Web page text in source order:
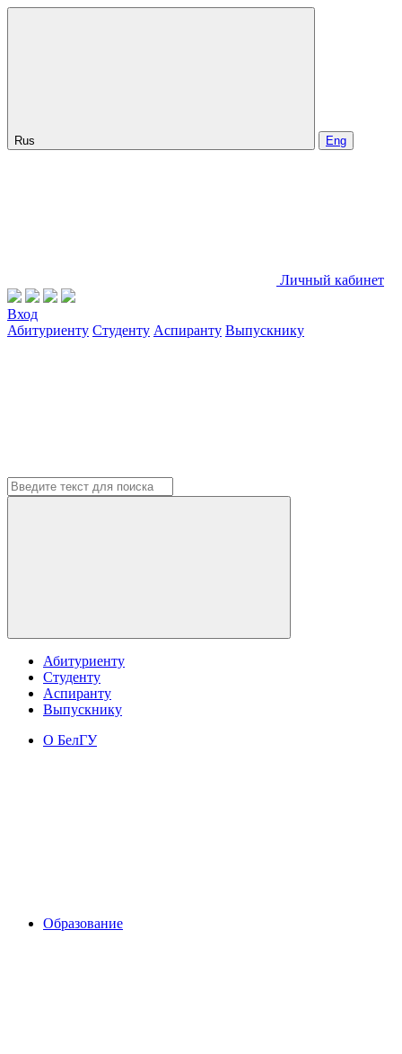
Rus Eng
Личный кабинет
Вход
Абитуриенту Студенту Аспиранту Выпускнику
Абитуриенту
Студенту
Аспиранту
Выпускнику
О БелГУ
Образование